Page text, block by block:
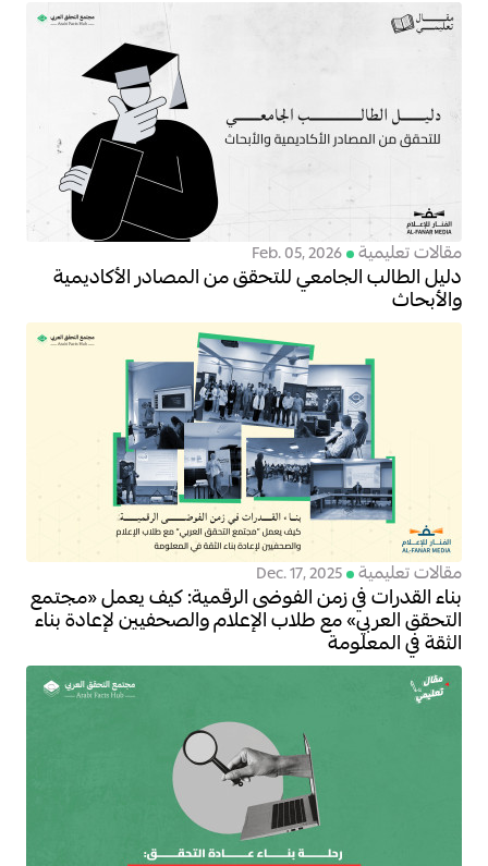
مقالات تعليمية Feb. 05, 2026
دليل الطالب الجامعي للتحقق من المصادر الأكاديمية
والأبحاث
مقالات تعليمية Dec. 17, 2025
بناء القدرات في زمن الفوضى الرقمية: كيف يعمل «مجتمع
التحقق العربي» مع طلاب الإعلام والصحفيين لإعادة بناء
الثقة في المعلومة